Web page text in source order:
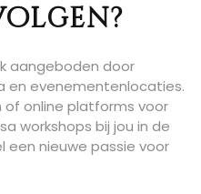
aangeboden door
en evenementenlocaties.
of online platforms voor
workshops bij jou in de
een nieuwe passie voor